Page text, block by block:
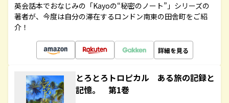
英会話本でおなじみの「Kayoの“秘密のノート”」シリーズの
著者が、今度は自分の滞在するロンドン南東の田舎町をご紹
介！
詳細を見る
とろとろトロピカル ある旅の記録と
記憶。 第1巻